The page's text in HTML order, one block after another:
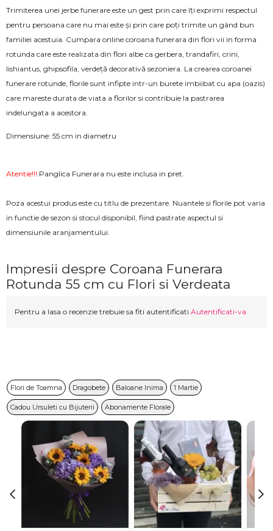
Trimiterea unei jerbe funerare este un gest prin care îți exprimi respectul
pentru persoana care nu mai este și prin care poți trimite un gând bun
familiei acestuia. Cumpara online coroana funerara din flori vii in forma
rotunda care este realizata din flori albe ca gerbera, trandafiri, crini,
lishiantus, ghipsofila, verdeță decorativă sezoniera. La crearea coroanei
funerare rotunde, florile sunt infipte intr-un burete imbiibat cu apa (oazis)
care mareste durata de viata a florilor si contribuie la pastrarea
indelungata a acestora.
Dimensiune: 55 cm in diametru
Atentie!!! Panglica Funerara nu este inclusa in pret.
Poza acestui produs este cu titlu de prezentare. Nuantele si florile pot varia
in functie de sezon si stocul disponibil, fiind pastrate aspectul si
dimensiunile aranjamentului.
Impresii despre Coroana Funerara
Rotunda 55 cm cu Flori si Verdeata
Pentru a lasa o recenzie trebuie sa fiti autentificati Autentificati-va
Flori de Toamna Dragobete Baloane Inima 1 Martie
Cadou Ursuleti cu Bijuterii Abonamente Florale